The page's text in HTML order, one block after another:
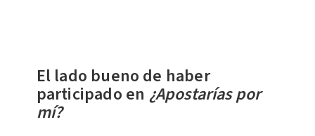
El lado bueno de haber
participado en ¿Apostarías por
mí?